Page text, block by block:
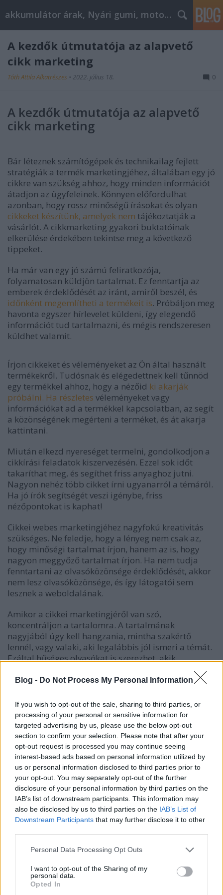
Blog - Do Not Process My Personal Information
If you wish to opt-out of the sale, sharing to third parties, or
processing of your personal or sensitive information for
targeted advertising by us, please use the below opt-out
section to confirm your selection. Please note that after your
opt-out request is processed you may continue seeing
interest-based ads based on personal information utilized by
us or personal information disclosed to third parties prior to
your opt-out. You may separately opt-out of the further
disclosure of your personal information by third parties on the
IAB’s list of downstream participants. This information may
also be disclosed by us to third parties on the IAB’s List of
Downstream Participants that may further disclose it to other
Please note that this website/app uses one or more Google
not limited to your visit or usage behaviour. You may click to
grant or deny consent to Google and its third-party tags to
use your data for below specified purposes in below Google
Personal Data Processing Opt Outs
I want to opt-out of the Sharing of my
personal data.
Opted In
akkumulátor árak, Nyári gumi, motorolaj
A kezdők útmutatója az alapvető
cikk marketing
Tóth Attila Alkatrészes • 2022. július 18. 0
A kezdők útmutatója az alapvető
cikk marketing
Bár léteznek számítógépek és technikailag fejlett
stratégiák a termék marketingjéhez, általában egy jó
cikkre van szükség ahhoz, hogy minden információt
átadjon az ügyfeleinek. Könnyen előfordulhat
azonban, hogy rossz minőségű írásokat és olyan
cikkeket készítünk, amelyek nem tájékoztatják a
vásárlót. A cikkmarketing gyakori buktatóinak
elkerülése érdekében tekintse meg a következő
tippeket.
Ha már van egy jó számú feliratkozója,
folyamatosan küldjön tartalmat. Ez fenntartja az
emberek érdeklődését az iránt, amiről beszél, és
időnként megemlítheti a termékeit is. Próbáljon meg
havonta egyszer hírlevelet küldeni, így elegendő
információt tud tartalmazni, és mégis rendszeresen
küldhet valamit.
Írjon cikkeket és véleményeket az Ön által használt
termékekről. Tudósnak és elégedettnek kell tűnnöd
egy termékkel ahhoz, hogy a nézőid ki akarják
próbálni. Ha részletes véleményeket vagy
információkat ad a termékkel kapcsolatban, az segít
a közönségének megérteni a terméket, és át akarja
kattintani.
Miután elkezd nyereséget termelni, gondolkodjon a
cikkírási feladatok kiszervezésén. Ezzel sok időt
takaríthat meg, és segíthet friss anyaghoz jutni.
Nagyon nehéz több cikket írni ugyanarról a témáról.
Ha jó írók segítségét veszi igénybe, friss
nézőpontokat is kaphat!
Cikkei webes marketingjéhez nagyfokú kreativitás
szükséges. Ne feledje, hogy a lényeg nem csak az,
hogy minőségi tartalmat írjon, hanem az is, hogy
nagyon meggyőző tartalmat írjon. Ha nem tudja
fenntartani az olvasóközönsége érdeklődését, akkor
nem lesz olvasóközönsége, és így látogatói sem
lesznek a weboldalának.
Amikor a cikkei marketingjéről van szó,
koncentráljon a tartalomra. A tartalmának
nagyjából úgy kell hangzania, mintha szakértő
lennél, vagy valaki, aki legalábbis jól ismeri a témát.
Ezáltal hűséges olvasókat is szerezhet, akik
megbíznak az információiban, és visszatérnek, hogy
friss tartalmakat olvassanak az oldalon.
Amikor megpróbálja értékesíteni cikkeit, ügyeljen
arra, hogy azok ésszerű hosszúságúak legyenek,
hogy a keresőmotorok sokkal könnyebben
megtalálják őket. Próbáld meg a cikkeid szószámát
500, vagy legfeljebb 700 szóra csökkenteni. ennél
több szó sok olvasót elriaszt, mert túl hosszúnak
fogják tartani.
Minél több tippet elolvas a cikkmarketingről, annál
nagyobb lesz az esélye a sikerre. Gondoljon úgy a
marketingre, mintha iskolába járna. Nem véletlenül
jár iskolába annyi éven át. Egyszerűen rengeteg
tanulnivaló van odakint. Ugyanez igaz a marketingre
Ha kiszervezi a munkáját a cikkmarketingben, akkor
elkerülhetetlenül meg fogja találni, hogy a
minőségre szánt többletpénz elköltése az Ön érdeke.